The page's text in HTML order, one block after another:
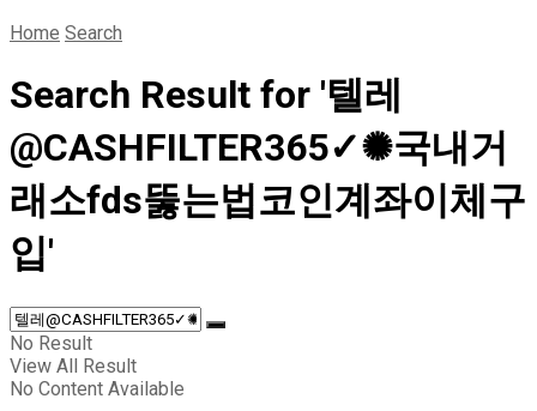
Home Search
Search Result for '텔레
@CASHFILTER365✓✺국내거
래소fds뚫는법코인계좌이체구
입'
No Result
View All Result
No Content Available